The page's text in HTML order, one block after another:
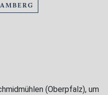
(Oberpfalz), um